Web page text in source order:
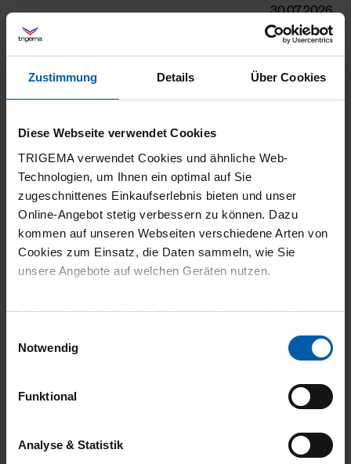
Zustimmung Details Über Cookies
Diese Webseite verwendet Cookies
TRIGEMA verwendet Cookies und ähnliche Web-
Technologien, um Ihnen ein optimal auf Sie
zugeschnittenes Einkaufserlebnis bieten und unser
Online-Angebot stetig verbessern zu können. Dazu
kommen auf unseren Webseiten verschiedene Arten von
Cookies zum Einsatz, die Daten sammeln, wie Sie
unsere Angebote auf welchen Geräten nutzen.
Technisch erforderliche Cookies sind eine notwendige
grundlegende Funktionen wie etwa zur Auswahl und
gewährleisten.
Für die Darstellung personalisierter Angebote, Anzeigen
und Inhalte aufgrund Ihres Nutzerverhaltens und Ihres
Notwendig
Funktional
Analyse & Statistik
30.07.2026
Gut
30.07.2026
4
Passform super. Leider haben Shirts mit
Elastan die Tendenz etwas einzugehen.
Ich mag den Kragen und den Stoff generell.